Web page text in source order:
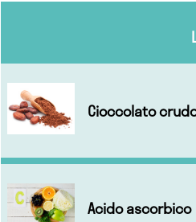
Cioccolato
Acido ascorbico